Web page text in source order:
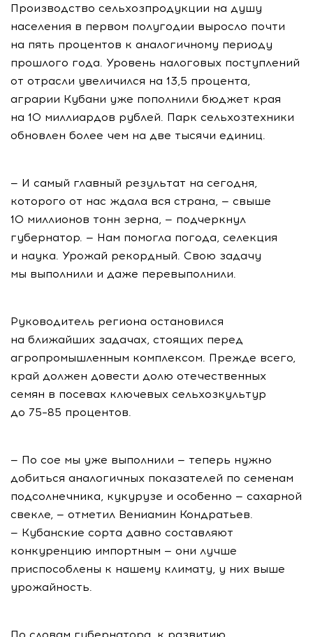
Производство сельхозпродукции на душу
населения в первом полугодии выросло почти
на пять процентов к аналогичному периоду
прошлого года. Уровень налоговых поступлений
от отрасли увеличился на 13,5 процента,
аграрии Кубани уже пополнили бюджет края
на 10 миллиардов рублей. Парк сельхозтехники
обновлен более чем на две тысячи единиц.
— И самый главный результат на сегодня,
которого от нас ждала вся страна, — свыше
10 миллионов тонн зерна, — подчеркнул
губернатор. — Нам помогла погода, селекция
и наука. Урожай рекордный. Свою задачу
мы выполнили и даже перевыполнили.
Руководитель региона остановился
на ближайших задачах, стоящих перед
агропромышленным комплексом. Прежде всего,
край должен довести долю отечественных
семян в посевах ключевых сельхозкультур
до 75–85 процентов.
— По сое мы уже выполнили — теперь нужно
добиться аналогичных показателей по семенам
подсолнечника, кукурузе и особенно — сахарной
свекле, — отметил Вениамин Кондратьев.
— Кубанские сорта давно составляют
конкуренцию импортным — они лучше
приспособлены к нашему климату, у них выше
урожайность.